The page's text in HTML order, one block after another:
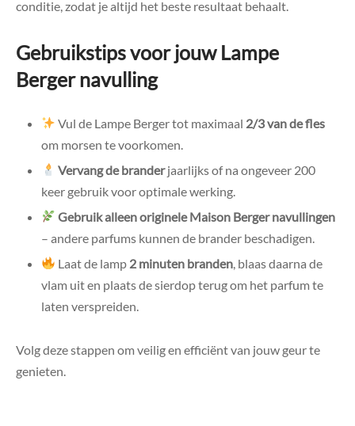
conditie, zodat je altijd het beste resultaat behaalt.
Gebruikstips voor jouw Lampe
Berger navulling
Vul de Lampe Berger tot maximaal 2/3 van de fles
om morsen te voorkomen.
Vervang de branderjaarlijks of na ongeveer 200
keer gebruik voor optimale werking.
Gebruik alleen originele Maison Berger navullingen
– andere parfums kunnen de brander beschadigen.
Laat de lamp 2 minuten branden, blaas daarna de
vlam uit en plaats de sierdop terug om het parfum te
laten verspreiden.
Volg deze stappen om veilig en efficiënt van jouw geur te
genieten.